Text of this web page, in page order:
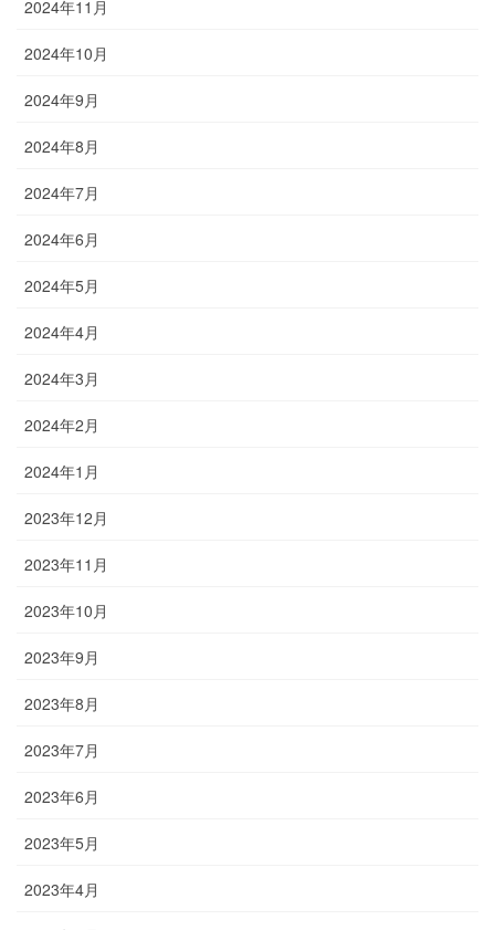
2024年11月
2024年10月
2024年9月
2024年8月
2024年7月
2024年6月
2024年5月
2024年4月
2024年3月
2024年2月
2024年1月
2023年12月
2023年11月
2023年10月
2023年9月
2023年8月
2023年7月
2023年6月
2023年5月
2023年4月